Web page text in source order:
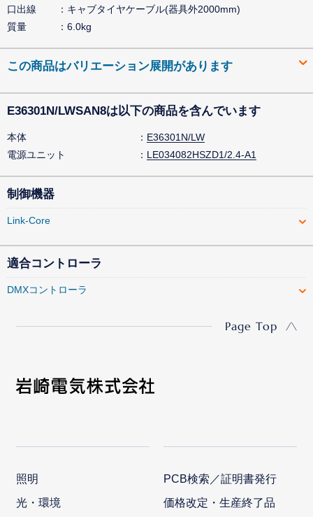
口出線
キャブタイヤケーブル(器具外2000mm)
質量
6.0kg
この商品はバリエーション展開があります
E36301N/LWSAN8は以下の商品を含んでいます
本体
E36301N/LW
電源ユニット
LE034082HSZD1/2.4-A1
制御機器
Link-Core
適合コントローラ
DMXコントローラ
Page Top
照明
光・環境
PCB検索／証明書発行
価格改定・生産終了品